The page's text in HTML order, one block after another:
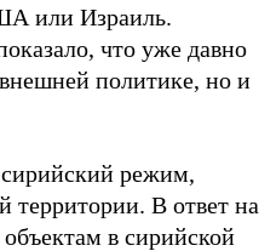
или Израиль.
что уже давно
политике, но и
сирийский режим,
территории. В ответ на
в сирийской